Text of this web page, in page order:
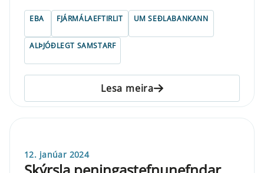
EBA FJÁRMÁLAEFTIRLIT UM SEÐLABANKANN
ALÞJÓÐLEGT SAMSTARF
Lesa meira
12. janúar 2024